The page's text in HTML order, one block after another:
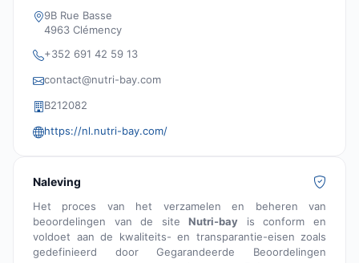
9B Rue Basse
4963 Clémency
+352 691 42 59 13
contact@nutri-bay.com
B212082
https://nl.nutri-bay.com/
Naleving
Het proces van het verzamelen en beheren van
beoordelingen van de siteNutri-bay is conform en
voldoet aan de kwaliteits- en transparantie-eisen zoals
gedefinieerd door Gegarandeerde Beoordelingen